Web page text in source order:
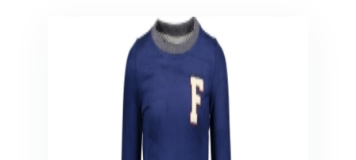
Boxmatrassen en hoeslakens
Veiligheid in en om huis